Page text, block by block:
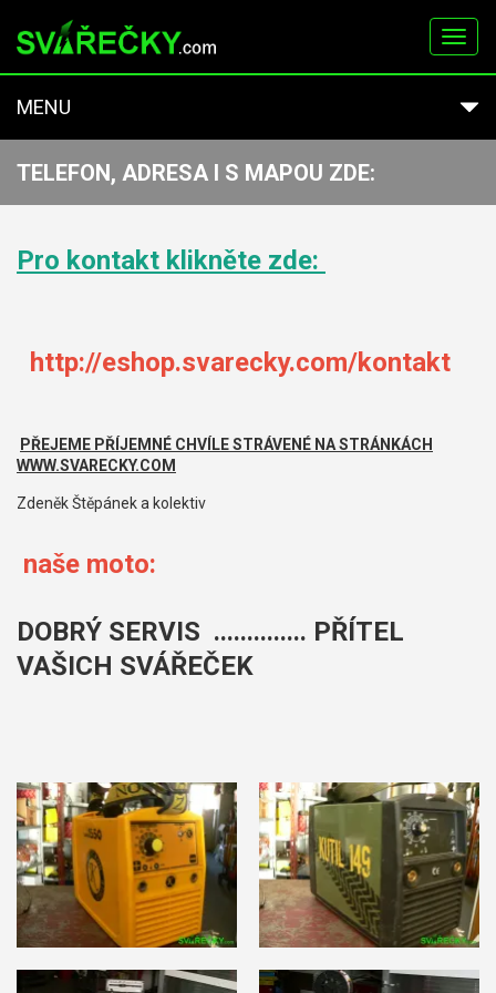
MENU
TELEFON, ADRESA I S MAPOU ZDE:
Pro kontakt klikněte zde:
http://eshop.svarecky.com/kontakt
PŘEJEME PŘÍJEMNÉ CHVÍLE STRÁVENÉ NA STRÁNKÁCH
WWW.SVARECKY.COM
Zdeněk Štěpánek a kolektiv
naše moto:
DOBRÝ SERVIS .............. PŘÍTEL
VAŠICH SVÁŘEČEK